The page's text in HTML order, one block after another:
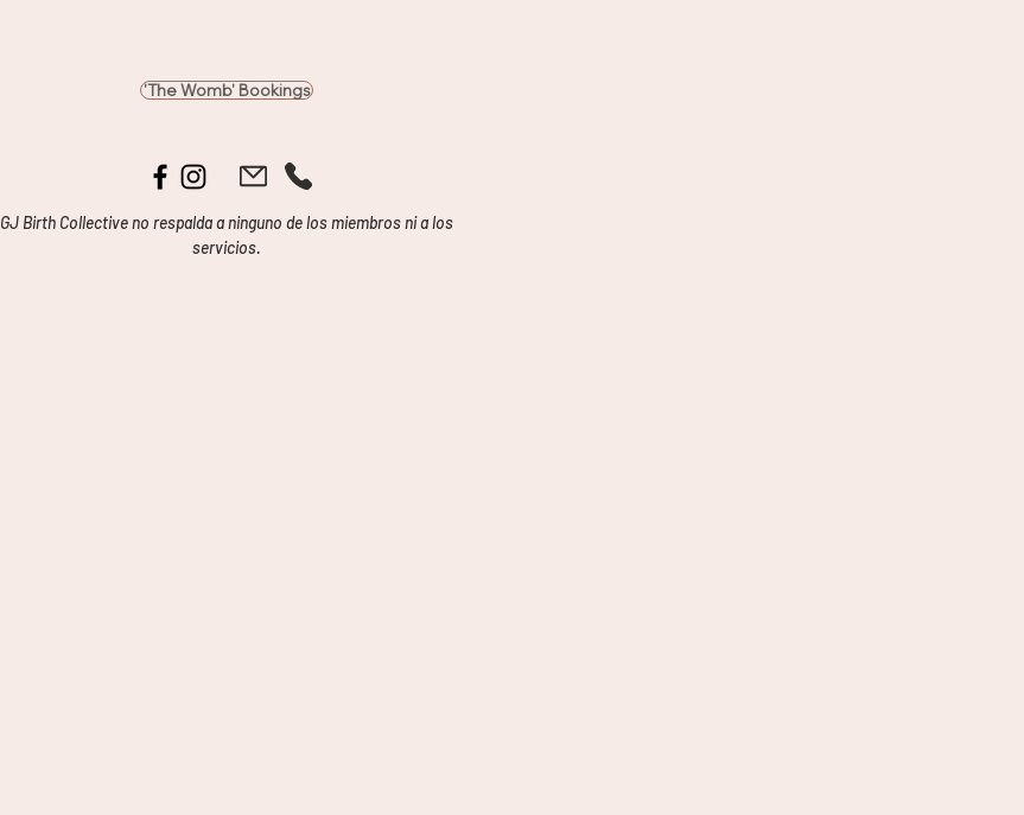
'The Womb' Bookings
GJ Birth Collective no respalda a ninguno de los miembros ni a los
servicios.